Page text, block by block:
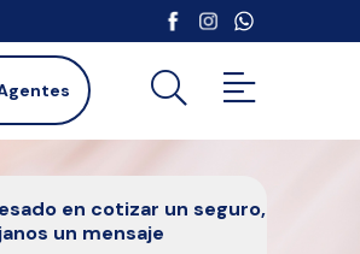
en cotizar un seguro,
un mensaje